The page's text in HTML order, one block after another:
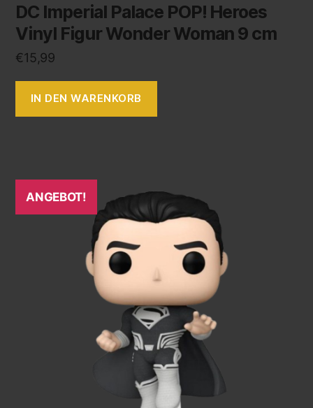
DC Imperial Palace POP! Heroes
Vinyl Figur Wonder Woman 9 cm
€15,99
IN DEN WARENKORB
ANGEBOT!